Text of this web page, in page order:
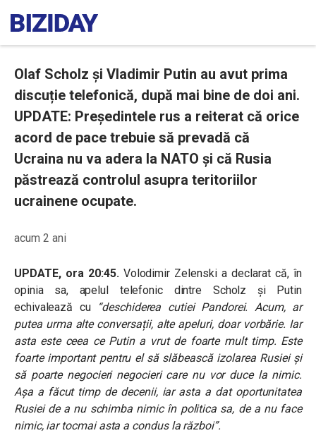
Olaf Scholz și Vladimir Putin au avut prima
discuție telefonică, după mai bine de doi ani.
UPDATE: Președintele rus a reiterat că orice
acord de pace trebuie să prevadă că
Ucraina nu va adera la NATO și că Rusia
păstrează controlul asupra teritoriilor
ucrainene ocupate.
acum 2 ani
UPDATE, ora 20:45. Volodimir Zelenski a declarat că, în
opinia sa, apelul telefonic dintre Scholz și Putin
echivalează cu“deschiderea cutiei Pandorei. Acum, ar
putea urma alte conversații, alte apeluri, doar vorbărie. Iar
asta este ceea ce Putin a vrut de foarte mult timp. Este
foarte important pentru el să slăbească izolarea Rusiei și
să poarte negocieri negocieri care nu vor duce la nimic.
Așa a făcut timp de decenii, iar asta a dat oportunitatea
Rusiei de a nu schimba nimic în politica sa, de a nu face
nimic, iar tocmai asta a condus la război”.